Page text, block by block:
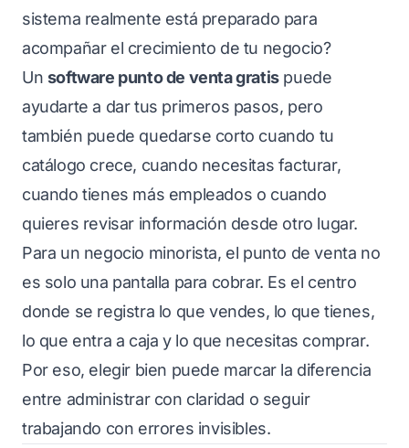
sistema realmente está preparado para
acompañar el crecimiento de tu negocio?
Un software punto de venta gratispuede
ayudarte a dar tus primeros pasos, pero
también puede quedarse corto cuando tu
catálogo crece, cuando necesitas facturar,
cuando tienes más empleados o cuando
quieres revisar información desde otro lugar.
Para un negocio minorista, el punto de venta no
es solo una pantalla para cobrar. Es el centro
donde se registra lo que vendes, lo que tienes,
lo que entra a caja y lo que necesitas comprar.
Por eso, elegir bien puede marcar la diferencia
entre administrar con claridad o seguir
trabajando con errores invisibles.